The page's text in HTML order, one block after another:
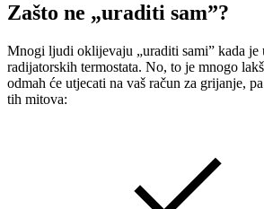
Zašto ne „uraditi sam”?
Mnogi ljudi oklijevaju „uraditi sami” kada je
radijatorskih termostata. No, to je mnogo
odmah će utjecati na vaš račun za grijanje,
tih mitova: